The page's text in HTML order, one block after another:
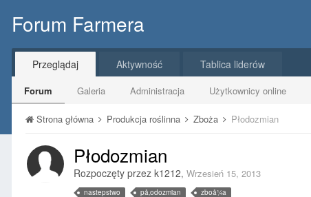
Forum Farmera
Przeglądaj
Forum Galeria Administracja Użytkownicy online
Aktywność Tablica liderów
Strona główna Produkcja roślinna Zboża Płodozmian
Płodozmian
Rozpoczęty przez k1212, Wrzesień 15, 2013
nastepstwo på‚odozmian zboå¼a